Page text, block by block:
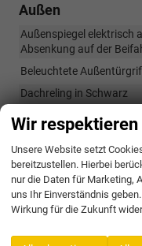
Außen
Außenspiegel elektrisch
Absenkung auf der
Beleuchtete
Dachreling in Schwarz
Heckklappe mit
Funktion
LED-Rückleuchten
LED-Scheinwerfer
LED-Tagfahrlicht mit
Home-Funktion
Light Assist
Wir
Unsere Website setzt
bereitzustellen. Hierbei
nur die Daten für Marketing,
uns Ihr Einverständnis
Wirkung für die Zukunft